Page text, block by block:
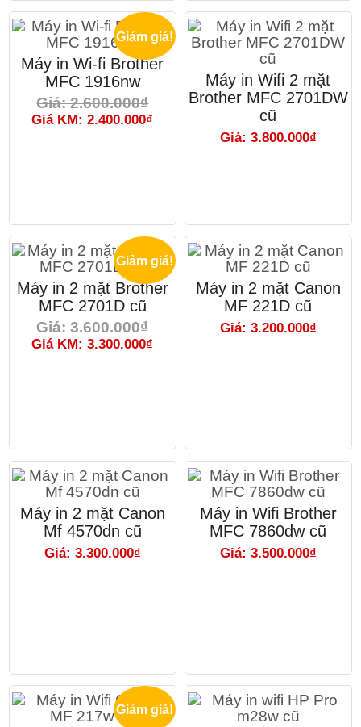
Giảm giá!
Máy in Wi-fi Brother
MFC 1916nw
Giá: 2.600.000₫
Giá KM: 2.400.000₫
Máy in Wifi 2 mặt
Brother MFC 2701DW
cũ
Giá: 3.800.000₫
Giảm giá!
Máy in 2 mặt Brother
MFC 2701D cũ
Giá: 3.600.000₫
Giá KM: 3.300.000₫
Máy in 2 mặt Canon
MF 221D cũ
Giá: 3.200.000₫
Máy in 2 mặt Canon
Mf 4570dn cũ
Giá: 3.300.000₫
Máy in Wifi Brother
MFC 7860dw cũ
Giá: 3.500.000₫
Giảm giá!